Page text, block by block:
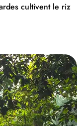
cultivent le riz